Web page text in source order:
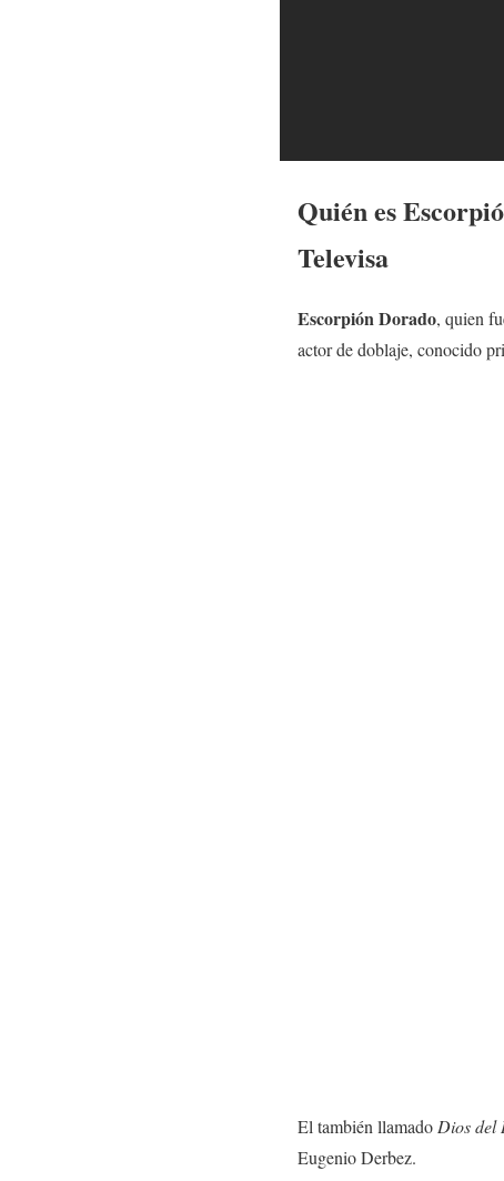
Quién es
Televisa
Escorpión Dorado, quien
actor de doblaje, conocido
El también llamado Dios del
Eugenio Derbez.